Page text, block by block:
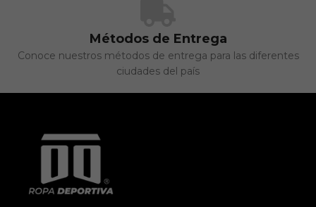
Métodos de Entrega
Conoce nuestros métodos de entrega para las diferentes
ciudades del país